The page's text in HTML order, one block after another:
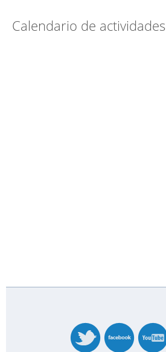
Calendario de actividades